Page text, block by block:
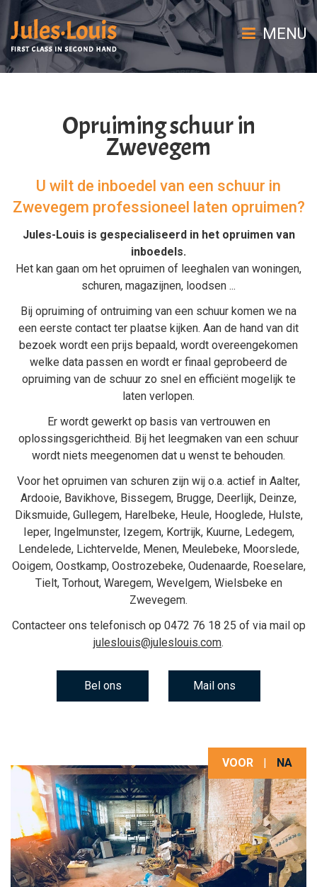
MENU
Opruiming schuur in
Zwevegem
U wilt de inboedel van een schuur in
Zwevegem professioneel laten opruimen?
Jules-Louis is gespecialiseerd in het opruimen van
inboedels.
Het kan gaan om het opruimen of leeghalen van woningen,
schuren, magazijnen, loodsen ...
Bij opruiming of ontruiming van een schuur komen we na
een eerste contact ter plaatse kijken. Aan de hand van dit
bezoek wordt een prijs bepaald, wordt overeengekomen
welke data passen en wordt er finaal geprobeerd de
opruiming van de schuur zo snel en efficiënt mogelijk te
laten verlopen.
Er wordt gewerkt op basis van vertrouwen en
oplossingsgerichtheid. Bij het leegmaken van een schuur
wordt niets meegenomen dat u wenst te behouden.
Voor het opruimen van schuren zijn wij o.a. actief in Aalter,
Ardooie, Bavikhove, Bissegem, Brugge, Deerlijk, Deinze,
Diksmuide, Gullegem, Harelbeke, Heule, Hooglede, Hulste,
Ieper, Ingelmunster, Izegem, Kortrijk, Kuurne, Ledegem,
Lendelede, Lichtervelde, Menen, Meulebeke, Moorslede,
Ooigem, Oostkamp, Oostrozebeke, Oudenaarde, Roeselare,
Tielt, Torhout, Waregem, Wevelgem, Wielsbeke en
Zwevegem.
Contacteer ons telefonisch op 0472 76 18 25 of via mail op
juleslouis@juleslouis.com.
Bel ons Mail ons
VOOR | NA